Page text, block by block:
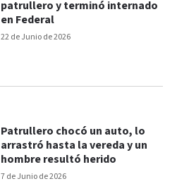
22 de Junio de 2026
patrullero y terminó internado
en Federal
7 de Junio de 2026
Patrullero chocó un auto, lo
arrastró hasta la vereda y un
hombre resultó herido